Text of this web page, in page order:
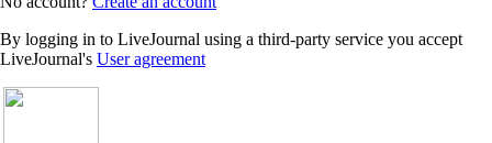
By logging in to LiveJournal using a third-party service you accept
LiveJournal's User agreement